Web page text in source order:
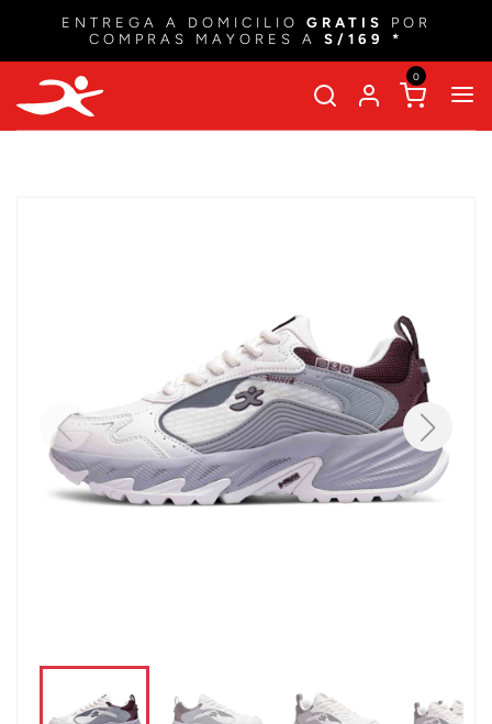
ENTREGA A DOMICILIO GRATIS
POR
COMPRAS MAYORES A S/169 *
0